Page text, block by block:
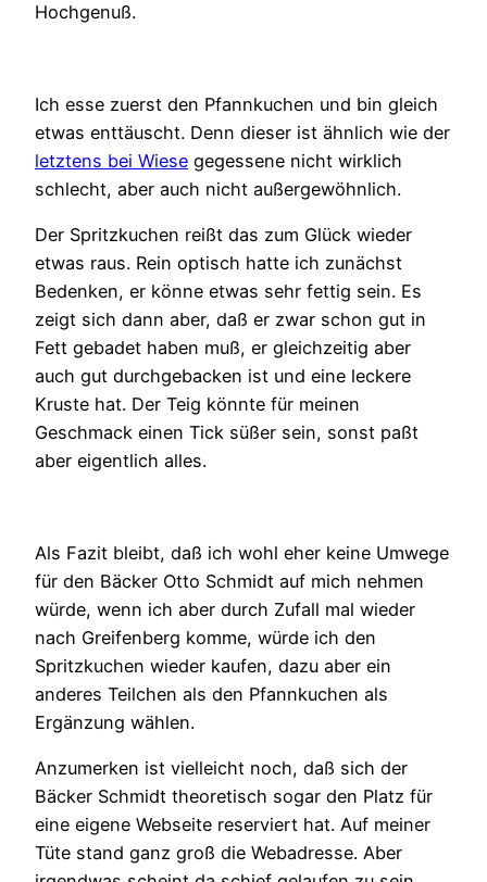
Hochgenuß.
Ich esse zuerst den Pfannkuchen und bin gleich
etwas enttäuscht. Denn dieser ist ähnlich wie der
letztens bei Wiese gegessene nicht wirklich
schlecht, aber auch nicht außergewöhnlich.
Der Spritzkuchen reißt das zum Glück wieder
etwas raus. Rein optisch hatte ich zunächst
Bedenken, er könne etwas sehr fettig sein. Es
zeigt sich dann aber, daß er zwar schon gut in
Fett gebadet haben muß, er gleichzeitig aber
auch gut durchgebacken ist und eine leckere
Kruste hat. Der Teig könnte für meinen
Geschmack einen Tick süßer sein, sonst paßt
aber eigentlich alles.
Als Fazit bleibt, daß ich wohl eher keine Umwege
für den Bäcker Otto Schmidt auf mich nehmen
würde, wenn ich aber durch Zufall mal wieder
nach Greifenberg komme, würde ich den
Spritzkuchen wieder kaufen, dazu aber ein
anderes Teilchen als den Pfannkuchen als
Ergänzung wählen.
Anzumerken ist vielleicht noch, daß sich der
Bäcker Schmidt theoretisch sogar den Platz für
eine eigene Webseite reserviert hat. Auf meiner
Tüte stand ganz groß die Webadresse. Aber